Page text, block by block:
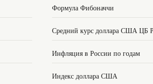
Формула Фибоначчи
Средний курс доллара США ЦБ
Инфляция в России по годам
Индекс доллара США